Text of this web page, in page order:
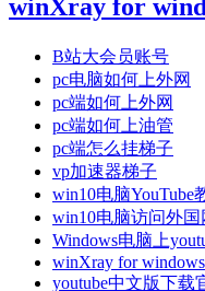
winXray for
B站大会员账号
pc电脑如何上外网
pc端如何上外网
pc端如何上油管
pc端怎么挂梯子
vp加速器梯子
win10电脑YouTube
win10电脑访问外国
Windows电脑上
winXray for windows
youtube中文版下载